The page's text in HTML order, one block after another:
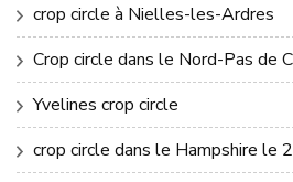
crop circle à Nielles-les-Ardres
Crop circle dans le Nord-Pas de
Yvelines crop circle
crop circle dans le Hampshire le